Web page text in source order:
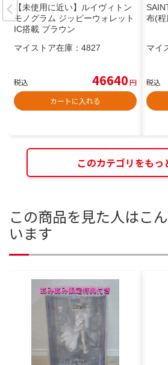
【未使用に近い】ルイヴィトン
モノグラム ジッピーウォレット
IC搭載 ブラウン
マイストア在庫： 4827
税込 46640円
カートに入れる
布(程
マイ
税込
このカテゴリをもっ
この商品を見た人はこ
います